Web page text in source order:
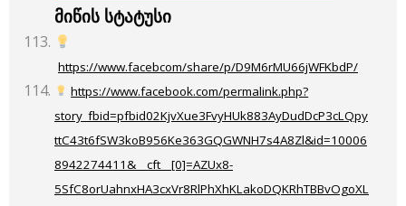
მიწის სტატუსი
https://www.facebcom/share/p/D9M6rMU66jWFKbdP/
https://www.facebook.com/permalink.php?
story_fbid=pfbid02KjvXue3FvyHUk883AyDudDcP3cLQpy
ttC43t6fSW3koB956Ke363GQGWNH7s4A8Zl&id=10006
8942274411&__cft__[0]=AZUx8-
5SfC8orUahnxHA3cxVr8RlPhXhKLakoDQKRhTBBvOgoXL